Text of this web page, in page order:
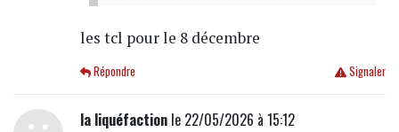
les tcl pour le 8 décembre
Signaler
Répondre
la liquéfactionle 22/05/2026 à 15:12